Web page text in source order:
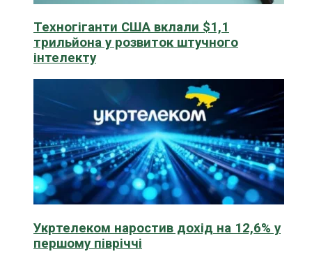
Техногіганти США вклали $1,1
трильйона у розвиток штучного
інтелекту
Укртелеком наростив дохід на 12,6% у
першому півріччі